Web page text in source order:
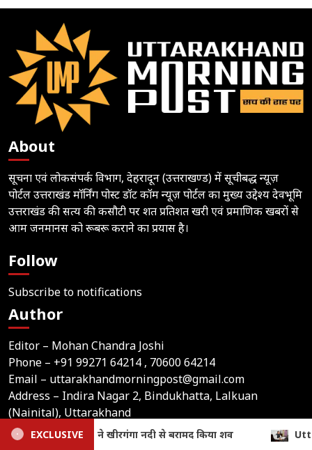
About
सूचना एवं लोकसंपर्क विभाग, देहरादून (उत्तराखण्ड) में सूचीबद्ध न्यूज़
पोर्टल उत्तराखंड मॉर्निंग पोस्ट डॉट कॉम न्यूज़ पोर्टल का मुख्य उद्देश्य देवभूमि
उत्तराखंड की सत्य की कसौटी पर शत प्रतिशत खरी एवं प्रमाणिक खबरों से
आम जनमानस को रूबरू कराने का प्रयास है।
Follow
Subscribe to notifications
Author
Editor – Mohan Chandra Joshi
Phone – +91 99271 64214 , 70600 64214
Email – uttarakhandmorningpost@gmail.com
Address – Indira Nagar 2, Bindukhatta, Lalkuan
(Nainital), Uttarakhand
Privacy Policy
EXCLUSIVE
शव Uttarakhand: 9.87 लाख पेंशन लाभार्थियों को ₹146.32